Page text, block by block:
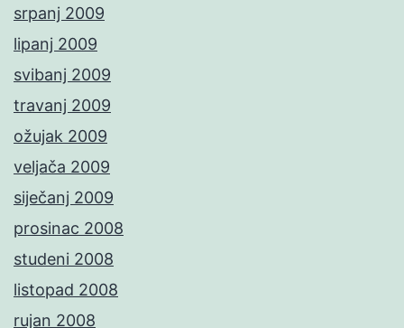
srpanj 2009
lipanj 2009
svibanj 2009
travanj 2009
ožujak 2009
veljača 2009
siječanj 2009
prosinac 2008
studeni 2008
listopad 2008
rujan 2008